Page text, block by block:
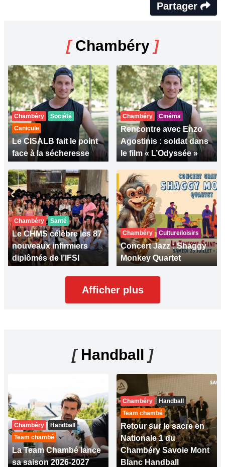
Partager
[Chambéry ]
Chambéry
Société
Canicule
Le CISALB fait le point
face à la sécheresse
Chambéry Cinéma
Rencontre avec Enzo
Agostinis : soldat dans
le film « L’Odyssée »
Chambéry Santé
Le CHMS célèbre les 87
nouveaux infirmiers
diplômés de l’IFSI
Chambéry Culture/loisirs
Concert Jazz : Shaggy
Monkey Quartet
Afficher plus
[Handball ]
Chambéry
Handball
Team chambé
La Team Chambé lance
sa saison 2026-2027
Chambéry
Handball
Team chambé
Retour sur le sacre en
Nationale 1 du
Chambéry Savoie Mont
Blanc Handball